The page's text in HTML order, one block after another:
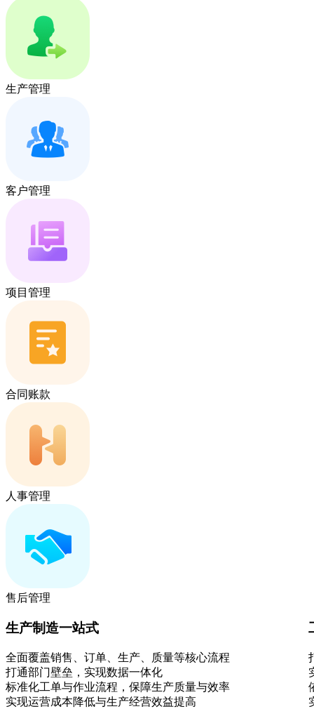
生产管理
客户管理
项目管理
合同账款
人事管理
售后管理
生产制造一站式
全面覆盖销售、订单、生产、质量等核心流程
打通部门壁垒，实现数据一体化
标准化工单与作业流程，保障生产质量与效率
实现运营成本降低与生产经营效益提高